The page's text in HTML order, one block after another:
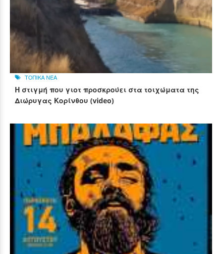
ΤΟΠΙΚΑ ΝΕΑ
Η στιγμή που γιοτ προσκρούει στα τοιχώματα της
Διώρυγας Κορίνθου (video)